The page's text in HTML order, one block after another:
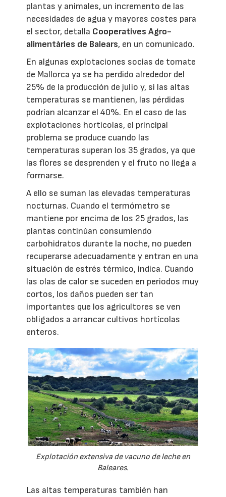
plantas y animales, un incremento de las
necesidades de agua y mayores costes para
el sector, detalla Cooperatives Agro-
alimentàries de Balears, en un comunicado.
En algunas explotaciones socias de tomate
de Mallorca ya se ha perdido alrededor del
25% de la producción de julio y, si las altas
temperaturas se mantienen, las pérdidas
podrían alcanzar el 40%. En el caso de las
explotaciones hortícolas, el principal
problema se produce cuando las
temperaturas superan los 35 grados, ya que
las flores se desprenden y el fruto no llega a
formarse.
A ello se suman las elevadas temperaturas
nocturnas. Cuando el termómetro se
mantiene por encima de los 25 grados, las
plantas continúan consumiendo
carbohidratos durante la noche, no pueden
recuperarse adecuadamente y entran en una
situación de estrés térmico, indica. Cuando
las olas de calor se suceden en periodos muy
cortos, los daños pueden ser tan
importantes que los agricultores se ven
obligados a arrancar cultivos hortícolas
enteros.
Explotación extensiva de vacuno de leche en
Baleares.
Las altas temperaturas también han